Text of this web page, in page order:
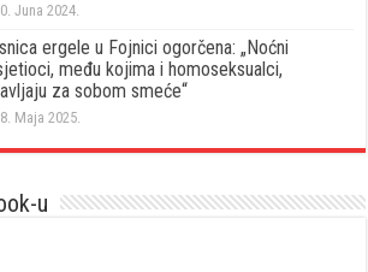
Juna 2024.
ergele u Fojnici ogorčena: „Noćni
među kojima i homoseksualci,
za sobom smeće“
Maja 2025.
u